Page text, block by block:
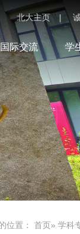
北大主页 |
国际交流 学
位置： 首页» 学科